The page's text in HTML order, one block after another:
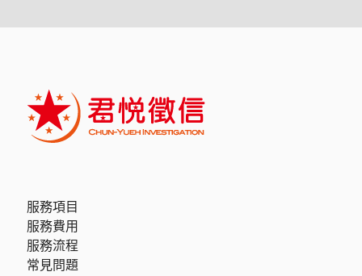
服務項目
服務費用
服務流程
常見問題